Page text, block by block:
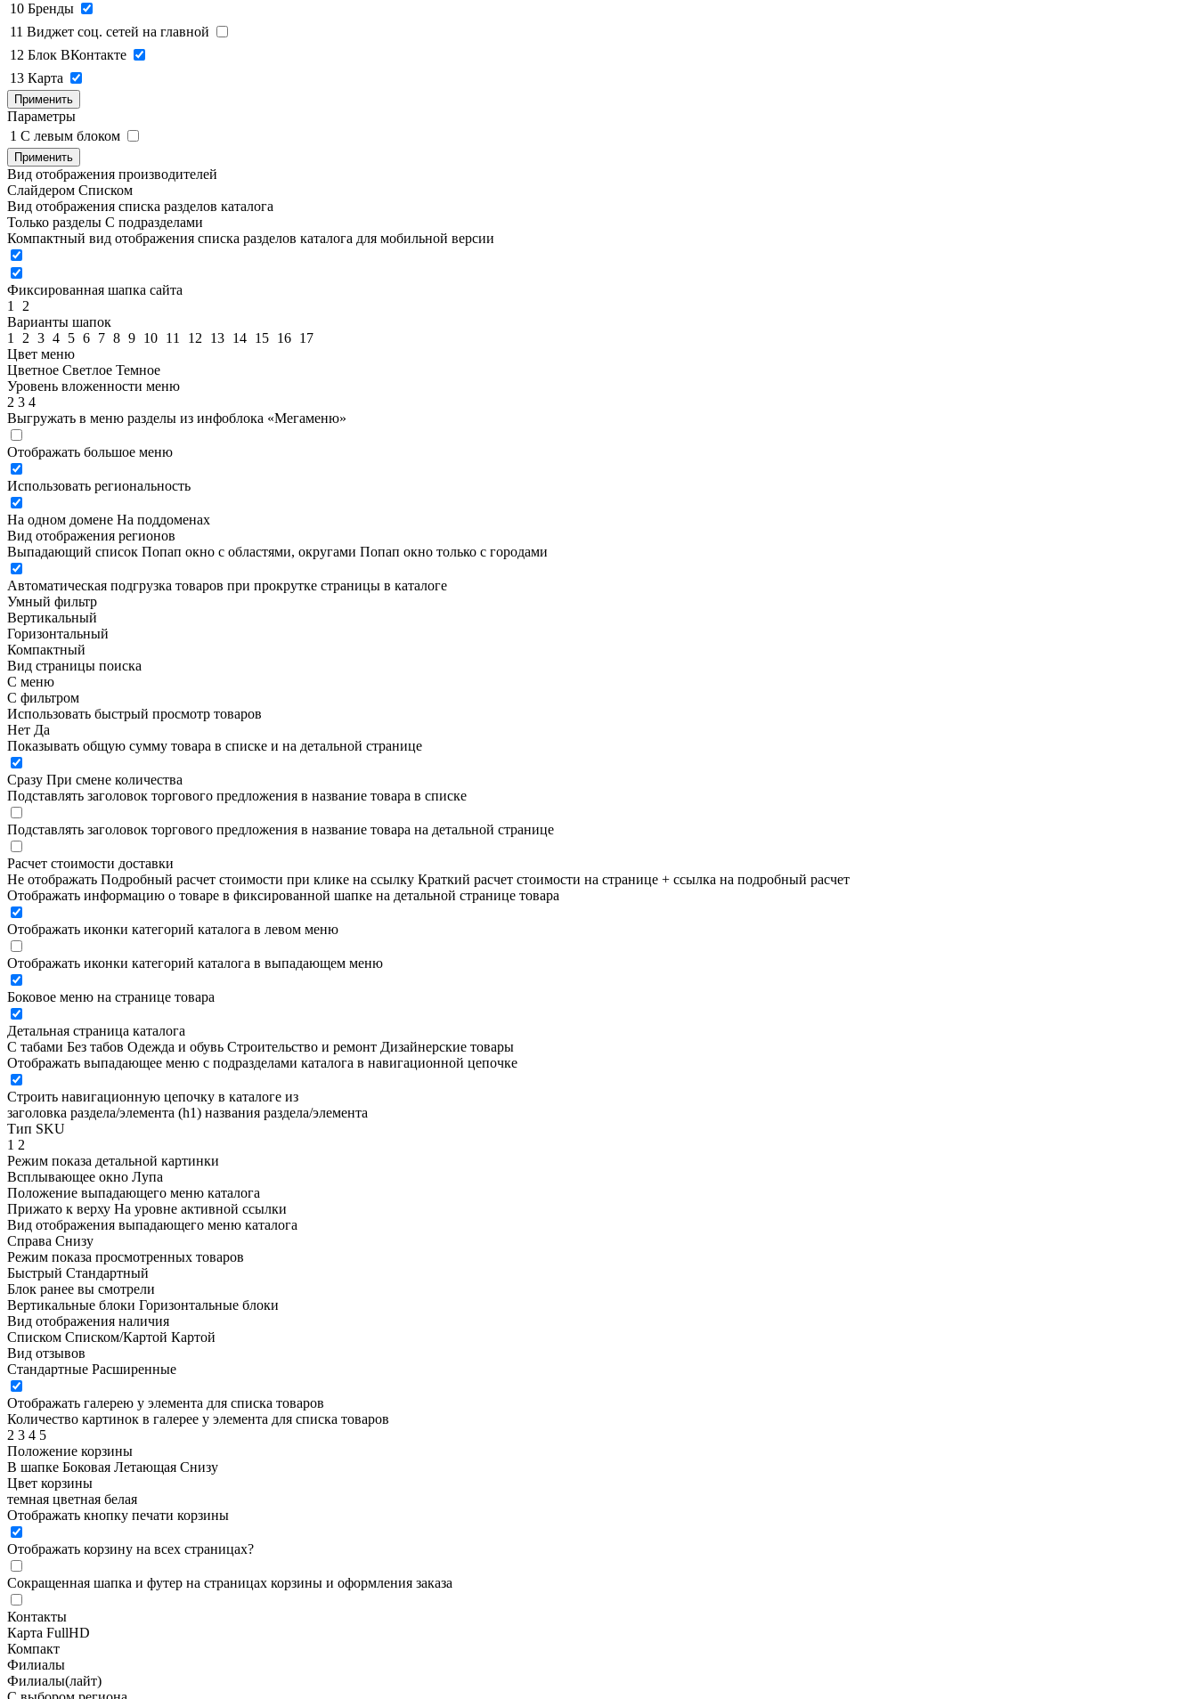
10 Бренды
11 Виджет соц. сетей на главной
12 Блок ВКонтакте
13 Карта
Применить
Параметры
1 C левым блоком
Применить
Вид отображения производителей
Слайдером Списком
Вид отображения списка разделов каталога
Только разделы С подразделами
Компактный вид отображения списка разделов каталога для мобильной версии
Фиксированная шапка сайта
1
2
Варианты шапок
1
2 3 4 5 6 7 8 9 10 11 12 13 14 15 16 17
Цвет меню
Цветное Светлое Темное
Уровень вложенности меню
2 3 4
Выгружать в меню разделы из инфоблока «Мегаменю»
Отображать большое меню
Использовать региональность
На одном домене На поддоменах
Вид отображения регионов
Выпадающий список Попап окно c областями, округами Попап окно только с городами
Автоматическая подгрузка товаров при прокрутке страницы в каталоге
Умный фильтр
Вертикальный
Горизонтальный
Компактный
Вид страницы поиска
С меню
С фильтром
Использовать быстрый просмотр товаров
Нет Да
Показывать общую сумму товара в списке и на детальной странице
Сразу При смене количества
Подставлять заголовок торгового предложения в название товара в списке
Подставлять заголовок торгового предложения в название товара на детальной странице
Расчет стоимости доставки
Не отображать Подробный расчет стоимости при клике на ссылку Краткий расчет стоимости на странице + ссылка на подробный расчет
Отображать информацию о товаре в фиксированной шапке на детальной странице товара
Отображать иконки категорий каталога в левом меню
Отображать иконки категорий каталога в выпадающем меню
Боковое меню на странице товара
Детальная страница каталога
С табами Без табов Одежда и обувь Строительство и ремонт Дизайнерские товары
Отображать выпадающее меню с подразделами каталога в навигационной цепочке
Строить навигационную цепочку в каталоге из
заголовка раздела/элемента (h1) названия раздела/элемента
Тип SKU
1 2
Режим показа детальной картинки
Всплывающее окно Лупа
Положение выпадающего меню каталога
Прижато к верху На уровне активной ссылки
Вид отображения выпадающего меню каталога
Справа Снизу
Режим показа просмотренных товаров
Быстрый Стандартный
Блок ранее вы смотрели
Вертикальные блоки Горизонтальные блоки
Вид отображения наличия
Списком Списком/Картой Картой
Вид отзывов
Стандартные Расширенные
Отображать галерею у элемента для списка товаров
Количество картинок в галерее у элемента для списка товаров
2 3 4 5
Положение корзины
В шапке Боковая Летающая Снизу
Цвет корзины
темная цветная белая
Отображать кнопку печати корзины
Отображать корзину на всех страницах?
Сокращенная шапка и футер на страницах корзины и оформления заказа
Контакты
Карта FullHD
Компакт
Филиалы
Филиалы(лайт)